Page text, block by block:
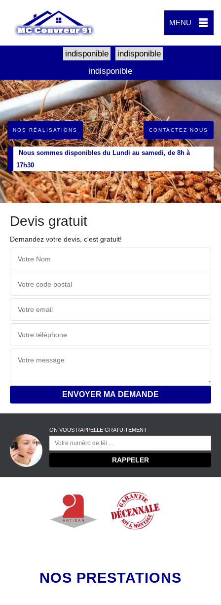
MENU
indisponible
indisponible
indisponible
NOS RÉALISATIONS CONTACTEZ NOUS
Nous sommes disponibles du Lundi au samedi, de 8h à
17h30
Devis gratuit
Demandez votre devis, c'est gratuit!
ON VOUS RAPPELLE GRATUITEMENT
NOS PRESTATIONS